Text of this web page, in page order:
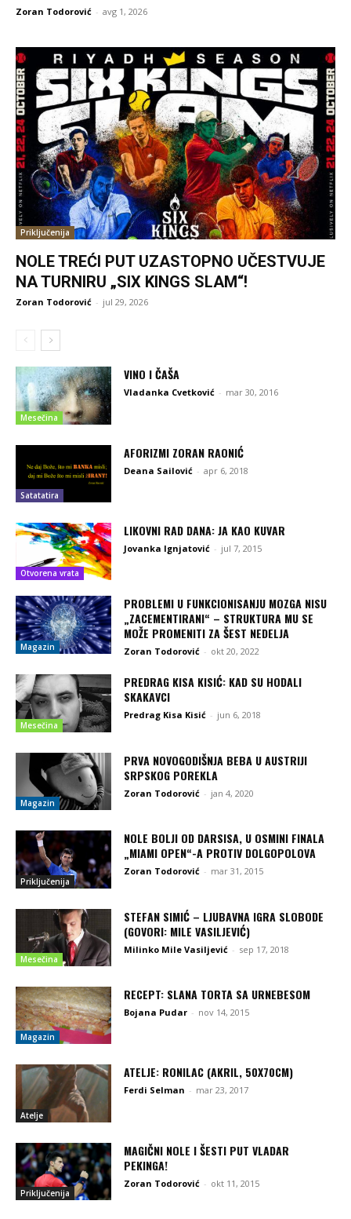
Zoran Todorović - avg 1, 2026
Priključenija
NOLE TREĆI PUT UZASTOPNO UČESTVUJE
NA TURNIRU „SIX KINGS SLAM“!
Zoran Todorović - jul 29, 2026
Mesečina
VINO I ČAŠA
Vladanka Cvetković - mar 30, 2016
Satatatira
AFORIZMI ZORAN RAONIĆ
Deana Sailović - apr 6, 2018
Otvorena vrata
LIKOVNI RAD DANA: JA KAO KUVAR
Jovanka Ignjatović - jul 7, 2015
Magazin
PROBLEMI U FUNKCIONISANJU MOZGA NISU
„ZACEMENTIRANI“ – STRUKTURA MU SE
MOŽE PROMENITI ZA ŠEST NEDELJA
Zoran Todorović - okt 20, 2022
Mesečina
PREDRAG KISA KISIĆ: KAD SU HODALI
SKAKAVCI
Predrag Kisa Kisić - jun 6, 2018
Magazin
PRVA NOVOGODIŠNJA BEBA U AUSTRIJI
SRPSKOG POREKLA
Zoran Todorović - jan 4, 2020
Priključenija
NOLE BOLJI OD DARSISA, U OSMINI FINALA
„MIAMI OPEN“-A PROTIV DOLGOPOLOVA
Zoran Todorović - mar 31, 2015
Mesečina
STEFAN SIMIĆ – LJUBAVNA IGRA SLOBODE
(GOVORI: MILE VASILJEVIĆ)
Milinko Mile Vasiljević - sep 17, 2018
Magazin
RECEPT: SLANA TORTA SA URNEBESOM
Bojana Pudar - nov 14, 2015
Atelje
ATELJE: RONILAC (AKRIL, 50X70CM)
Ferdi Selman - mar 23, 2017
Priključenija
MAGIČNI NOLE I ŠESTI PUT VLADAR
PEKINGA!
Zoran Todorović - okt 11, 2015